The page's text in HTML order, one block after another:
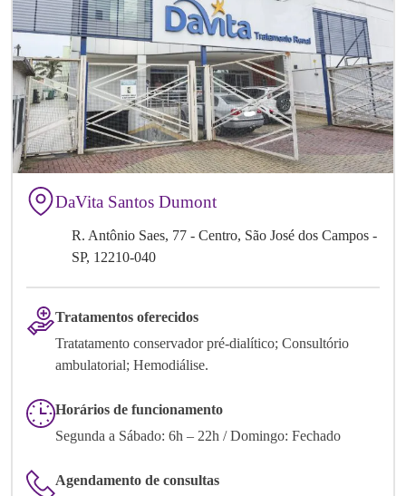
DaVita Santos Dumont
R. Antônio Saes, 77 - Centro, São José dos Campos -
SP, 12210-040
Tratamentos oferecidos
Tratatamento conservador pré-dialítico; Consultório
ambulatorial; Hemodiálise.
Horários de funcionamento
Segunda a Sábado: 6h – 22h / Domingo: Fechado
Agendamento de consultas